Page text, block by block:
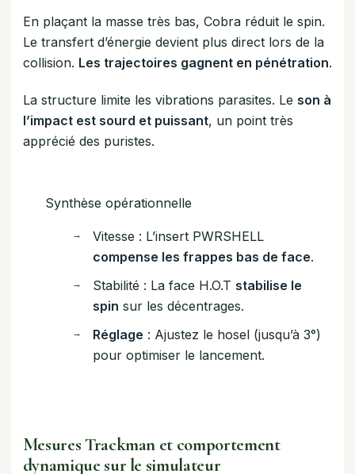
En plaçant la masse très bas, Cobra réduit le spin.
Le transfert d’énergie devient plus direct lors de la
collision. Les trajectoires gagnent en pénétration.
La structure limite les vibrations parasites. Le son à
l’impact est sourd et puissant, un point très
apprécié des puristes.
Synthèse opérationnelle
Vitesse : L’insert PWRSHELL
compense les frappes bas de face.
Stabilité : La face H.O.T stabilise le
spin sur les décentrages.
Réglage : Ajustez le hosel (jusqu’à 3°)
pour optimiser le lancement.
Mesures Trackman et comportement
dynamique sur le simulateur